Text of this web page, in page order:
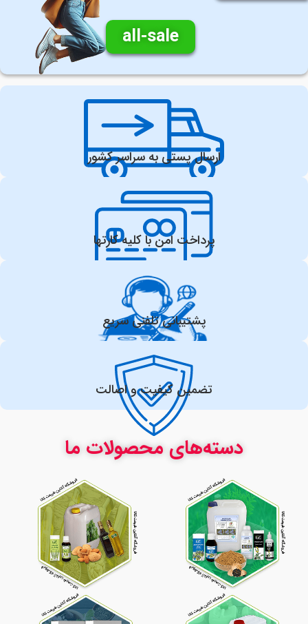
all-sale
ارسال پستی به سراسر کشور
پرداخت امن با کلیه کارتها
پشتیبانی تلفنی سریع
تضمین کیفیت و اصالت
دسته‌های محصولات ما